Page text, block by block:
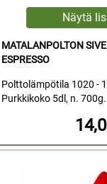
MATALANPOLTON
ESPRESSO
Polttolämpötila 1020 -
Purkkikoko 5dl, n. 700g.